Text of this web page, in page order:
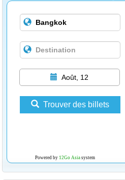
Août, 12
Trouver des billets
Powered by 12Go Asiasystem